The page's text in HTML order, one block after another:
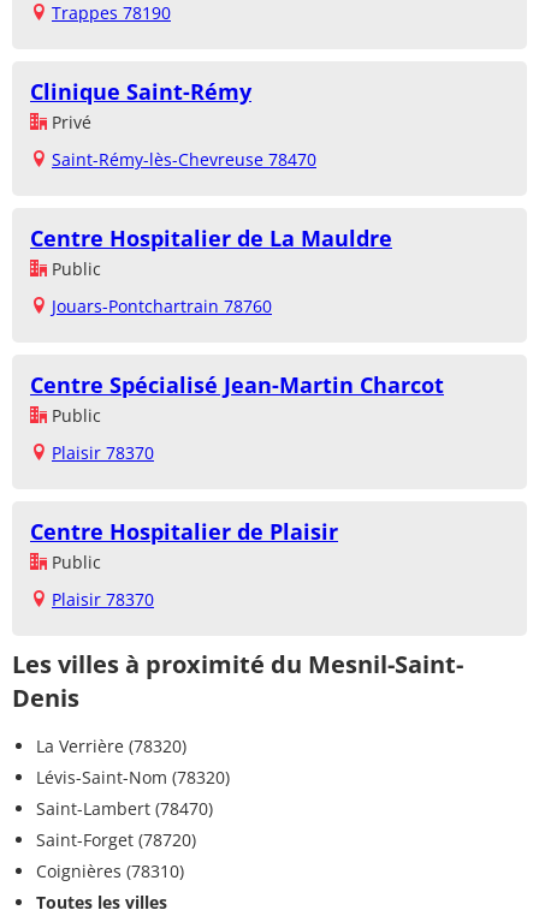
Trappes 78190
Clinique Saint-Rémy
Privé
Saint-Rémy-lès-Chevreuse 78470
Centre Hospitalier de La Mauldre
Public
Jouars-Pontchartrain 78760
Centre Spécialisé Jean-Martin Charcot
Public
Plaisir 78370
Centre Hospitalier de Plaisir
Public
Plaisir 78370
Les villes à proximité du Mesnil-Saint-
Denis
La Verrière (78320)
Lévis-Saint-Nom (78320)
Saint-Lambert (78470)
Saint-Forget (78720)
Coignières (78310)
Toutes les villes